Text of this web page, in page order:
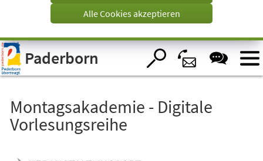
Visuelle
Assistenzsoftware
öffnen.
Alle Cookies akzeptieren
Paderborn
Montagsakademie - Digitale
Vorlesungsreihe